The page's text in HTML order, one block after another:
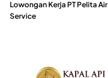
Lowongan Kerja PT Pelita Air
Service